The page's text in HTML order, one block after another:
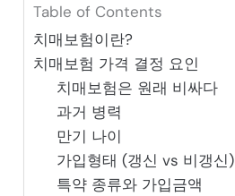
Table of Contents
치매보험이란?
치매보험 가격 결정 요인
치매보험은 원래 비싸다
과거 병력
만기 나이
가입형태 (갱신 vs 비갱신)
특약 종류와 가입금액